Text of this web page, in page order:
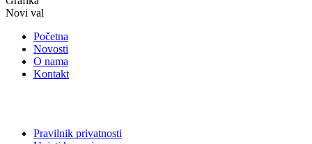
Novi val
Početna
Novosti
O nama
Kontakt
Pravilnik privatnosti